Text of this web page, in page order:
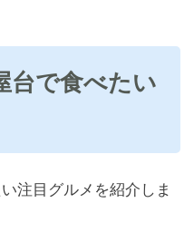
台で食べたい
注目グルメを紹介しま